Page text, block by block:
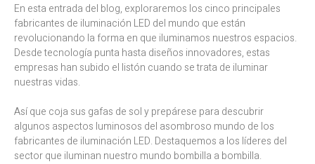
En esta entrada del blog, exploraremos los cinco principales
fabricantes de iluminación LED del mundo que están
revolucionando la forma en que iluminamos nuestros espacios.
Desde tecnología punta hasta diseños innovadores, estas
empresas han subido el listón cuando se trata de iluminar
nuestras vidas.
Así que coja sus gafas de sol y prepárese para descubrir
algunos aspectos luminosos del asombroso mundo de los
fabricantes de iluminación LED. Destaquemos a los líderes del
sector que iluminan nuestro mundo bombilla a bombilla.